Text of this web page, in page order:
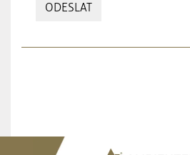
ODESLAT